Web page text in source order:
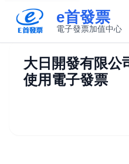
e首發票
電子發票加值中心
大日開發有限公
使用電子發票